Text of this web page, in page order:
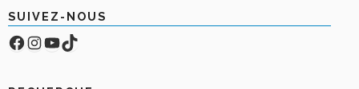
SUIVEZ-NOUS
Facebook
Compte Instagram
YouTube
TikTok